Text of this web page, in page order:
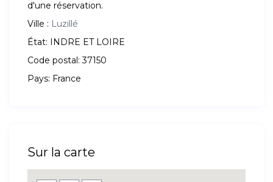
d'une réservation.
Ville : Luzillé
État: INDRE ET LOIRE
Code postal: 37150
Pays: France
Sur la carte